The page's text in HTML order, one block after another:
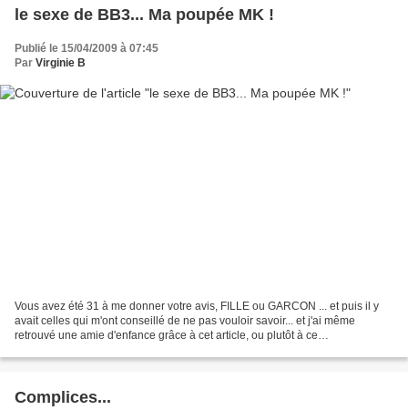
le sexe de BB3... Ma poupée MK !
Publié le 15/04/2009 à 07:45
Par Virginie B
Vous avez été 31 à me donner votre avis, FILLE ou GARCON ... et puis il y
avait celles qui m'ont conseillé de ne pas vouloir savoir... et j'ai même
retrouvé une amie d'enfance grâce à cet article, ou plutôt à ce
Complices...